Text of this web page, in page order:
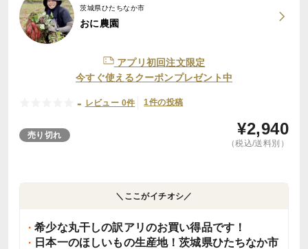
茨城県ひたちなか市
おに農園
アプリ初回注文限定
今すぐ使えるクーポンプレゼント中
- レビュー 0件 1件の投稿
売り切れ ¥2,940
（税込/送料別）
＼ここがイチオシ／
希少な丸干しの訳アリのお買い得品です！
日本一のほしいもの生産地！茨城県ひたちなか市